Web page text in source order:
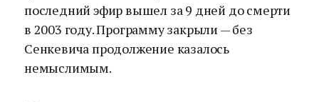
последний эфир вышел за 9 дней до смерти
в 2003 году. Программу закрыли — без
Сенкевича продолжение казалось
немыслимым.